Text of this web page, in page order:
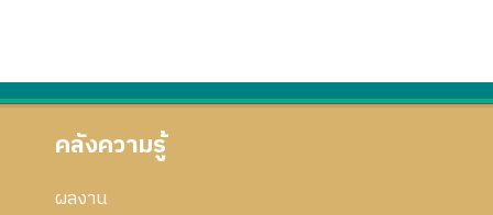
คลังความรู้
ผลงาน